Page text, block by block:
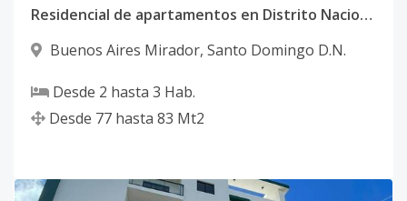
Residencial de apartamentos en Distrito Nacional
Buenos Aires Mirador, Santo Domingo D.N.
Desde 2 hasta 3 Hab.
Desde 77 hasta 83 Mt2